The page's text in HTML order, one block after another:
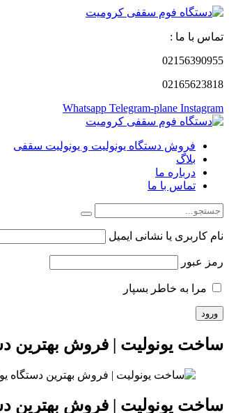
تماس با ما :
02156390955
02165623818
Whatsapp Telegram-plane Instagram
فروش دستگاه یونولیت و یونولیت سقفی
بلاگ
درباره ما
تماس با ما
نام کاربری یا نشانی ایمیل
رمز عبور
مرا به خاطر بسپار
ساخت یونولیت | فروش بهترین
ساخت یونولیت | فروش بهترین